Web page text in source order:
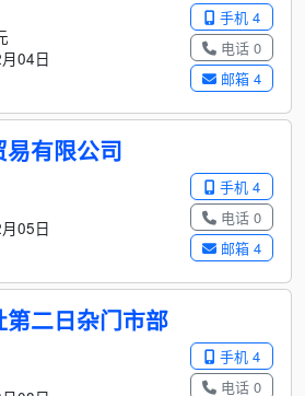
手机 4
电话 0
邮箱 4
04日
有限公司
手机 4
电话 0
邮箱 4
05日
二日杂门市部
手机 4
电话 0